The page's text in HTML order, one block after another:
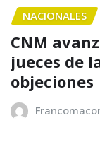
NACIONALES
CNM
jueces de
objeciones